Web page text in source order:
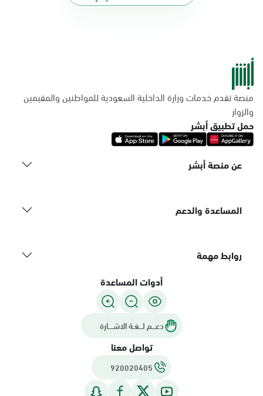
منصة تقدم خدمات وزارة الداخلية السعودية للمواطنين والمقيمين
والزوار
حمل تطبيق أبشر
عن منصة أبشر
المساعدة والدعم
روابط مهمة
أدوات المساعدة
دعـــم لـــغـة الاشــــارة
تواصل معنا
920020405